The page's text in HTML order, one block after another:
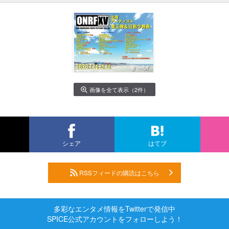
画像を全て表示（2件）
シェア はてブ
RSSフィードの購読はこちら
多彩なエンタメ情報をTwitterで発信中
SPICE公式アカウントをフォローしよう！